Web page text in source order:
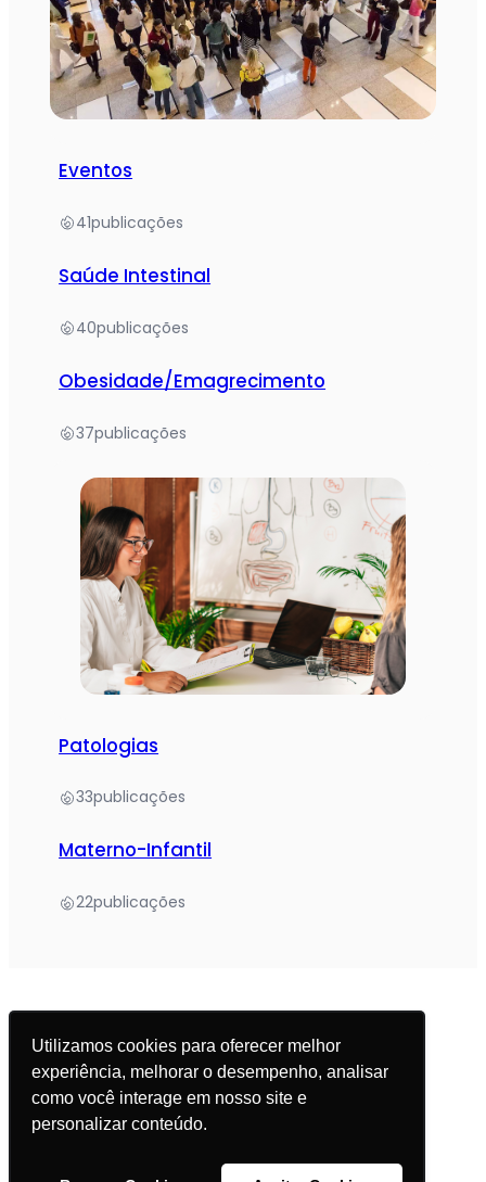
Utilizamos cookies para oferecer melhor
experiência, melhorar o desempenho, analisar
como você interage em nosso site e
personalizar conteúdo.
Eventos
41publicações
Saúde Intestinal
40publicações
Obesidade/Emagrecimento
37publicações
Patologias
33publicações
Materno-Infantil
22publicações
© 2025 Academia da Nutrição. Todos os direitos
reservados.